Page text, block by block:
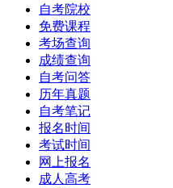
自考院校
免费课程
考场查询
成绩查询
自考问答
历年真题
自考笔记
报名时间
考试时间
网上报名
成人高考